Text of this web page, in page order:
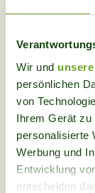
Wir und
persönlichen
von
Ihrem Gerät zu
personalisierte
Werbung und
Entwicklung
entscheiden
Je
Vos
Prénom
Nom